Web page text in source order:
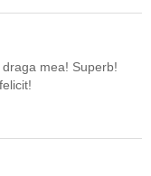
mea! Superb!